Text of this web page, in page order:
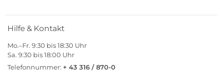
Hilfe & Kontakt
Mo.–Fr. 9:30 bis 18:30 Uhr
Sa. 9:30 bis 18:00 Uhr
Telefonnummer: + 43 316 / 870-0